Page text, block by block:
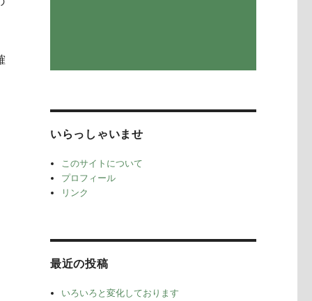
いらっしゃいませ
このサイトについて
プロフィール
リンク
最近の投稿
いろいろと変化しております